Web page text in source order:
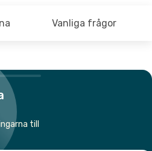
Vanliga frågor
till